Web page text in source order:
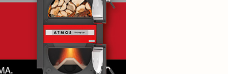
se
se přes Facebook
chci se
Registrovat